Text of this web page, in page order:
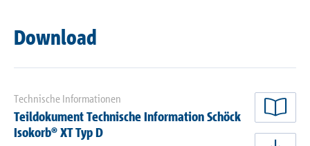
Download
Technische Informationen
Teildokument Technische Information Schöck
Isokorb® XT Typ D